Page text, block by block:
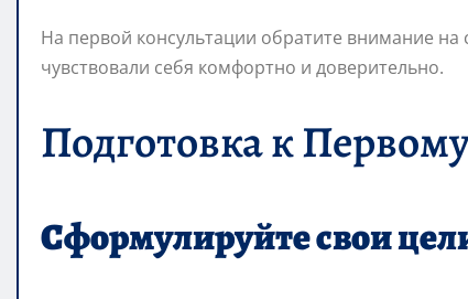
На первой консультации обратите внимание
чувствовали себя комфортно и доверительно.
Подготовка к
Сформулируйте свои